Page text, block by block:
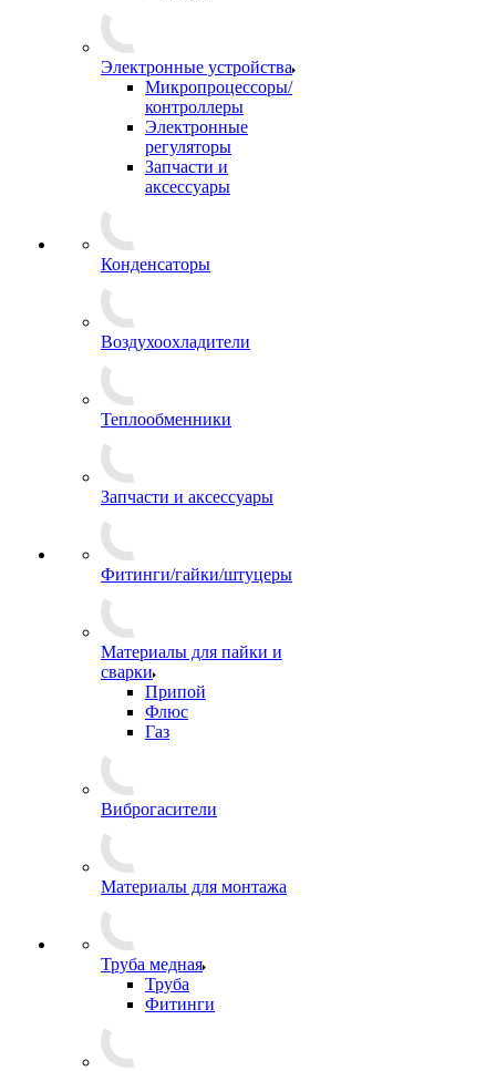
Электронные устройства
Микропроцессоры/
контроллеры
Электронные
регуляторы
Запчасти и
аксессуары
Конденсаторы
Воздухоохладители
Теплообменники
Запчасти и аксессуары
Фитинги/гайки/штуцеры
Материалы для пайки и
сварки
Припой
Флюс
Газ
Виброгасители
Материалы для монтажа
Труба медная
Труба
Фитинги